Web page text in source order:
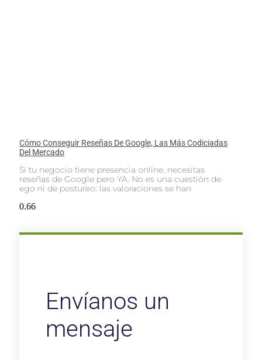
Cómo Conseguir Reseñas De Google, Las Más Codiciadas
Del Mercado
Si tu negocio tiene presencia online, necesitas
reseñas de Google pero YA. No es una cuestión de
ego ni de postureo: las valoraciones se han
Envíanos un
mensaje